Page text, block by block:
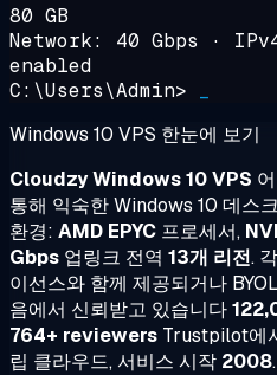
80 GB
Network: 40 Gbps ·
enabled
C:\Users\Admin>
Windows 10 VPS 한눈에 보기
Cloudzy Windows 10 VPS
통해 익숙한 Windows 10 데스
환경: AMD EPYC 프로세서,
Gbps 업링크 전역 13개 리전.
이선스와 함께 제공되거나
음에서 신뢰받고 있습니다
764+ reviewers Trustpilot에
립 클라우드, 서비스 시작 2008.